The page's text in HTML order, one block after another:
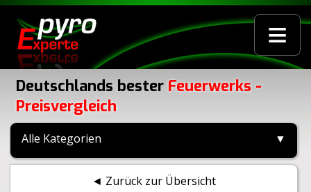
≡
Deutschlands bester Feuerwerks -
Preisvergleich
Alle Kategorien ▼
◄ Zurück zur Übersicht